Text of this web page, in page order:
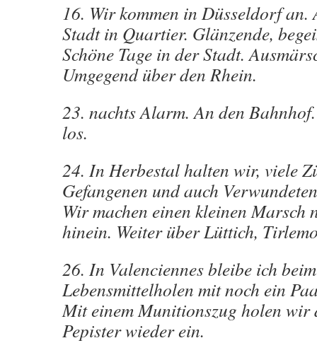
16. Wir kommen in Düsseldorf an.
Stadt in Quartier. Glänzende,
Schöne Tage in der Stadt.
Umgegend über den Rhein.
23. nachts Alarm. An den
los.
24. In Herbestal halten wir, viele
Gefangenen und auch
Wir machen einen kleinen Marsch
hinein. Weiter über Lüttich,
26. In Valenciennes bleibe ich beim
Lebensmittelholen mit noch ein
Mit einem Munitionszug holen wir
Pepister wieder ein.